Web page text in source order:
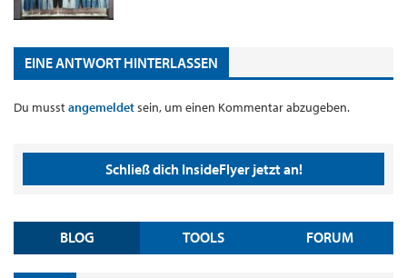
EINE ANTWORT HINTERLASSEN
Du musstangemeldetsein, um einen Kommentar abzugeben.
Schließ dich InsideFlyer jetzt an!
BLOG TOOLS FORUM